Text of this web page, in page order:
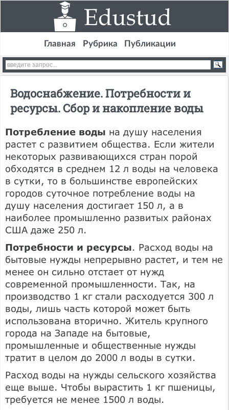
Главная Рубрика Публикации
Водоснабжение. Потребности и
ресурсы. Сбор и накопление воды
Потребление воды на душу населения
растет с развитием общества. Если жите­ли
некоторых развивающихся стран по­рой
обходятся в среднем 12 л воды на че­ловека
в сутки, то в большинстве европейских
городов суточное потребле­ние воды на
душу населения достигает 150 л, а в
наиболее промышленно раз­витых районах
США даже 250 л.
Потребности и ресурсы. Расход воды на
бытовые нужды непрерывно растет, и тем не
менее он сильно отстает от нужд
современной про­мышленности. Так, на
производство 1 кг стали расходуется 300 л
воды, лишь часть которой может быть
использована вто­рично. Житель крупного
города на Запа­де на бытовые,
промышленные и обще­ственные нужды
тратит в целом до 2000 л воды в сутки.
Расход воды на нужды сельского хо­зяйства
еще выше. Чтобы вырастить 1 кг пшеницы,
требуется не менее 1500 л воды.